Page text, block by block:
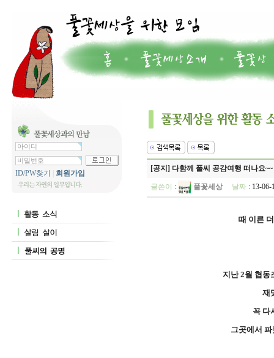
ID/PW찾기 회원가입
[공지] 다함께 풀씨 공감여행 떠나요~~
글쓴이 : 풀꽃세상 날짜: 13-
때 이른
지난 2월 협동
재
꼭 다
그곳에서